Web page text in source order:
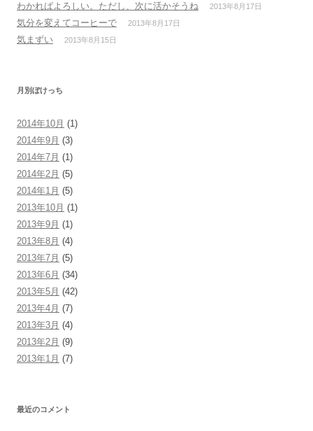
わかればよろしい。ただし、次に活かそうね 2013年8月17日
気分を変えてコーヒーで 2013年8月17日
気まずい 2013年8月15日
月別ぼけっち
2014年10月 (1)
2014年9月 (3)
2014年7月 (1)
2014年2月 (5)
2014年1月 (5)
2013年10月 (1)
2013年9月 (1)
2013年8月 (4)
2013年7月 (5)
2013年6月 (34)
2013年5月 (42)
2013年4月 (7)
2013年3月 (4)
2013年2月 (9)
2013年1月 (7)
最近のコメント